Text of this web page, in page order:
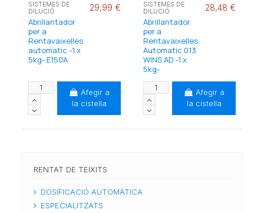
SISTEMES DE
DILUCIÓ
Abrillantador
per a
Rentavaixelles
automatic -1 x
5kg- E150A
29,99 €
Afegir a
la cistella
SISTEMES DE
DILUCIÓ
Abrillantador
per a
Rentavaixelles
Automatic 013
WINS AD -1 x
5kg-
28,48 €
Afegir a
la cistella
RENTAT DE TEIXITS
DOSIFICACIÓ AUTOMÀTICA
ESPECIALITZATS